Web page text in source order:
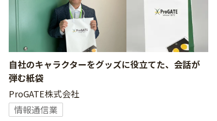
自社のキャラクターをグッズに役立てた、会話が
弾む紙袋
ProGATE株式会社
情報通信業